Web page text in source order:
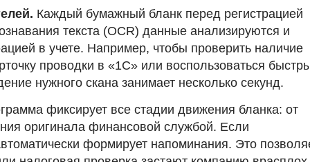
Каждый бумажный бланк перед регистрацией
текста (OCR) данные анализируются и
в учете. Например, чтобы проверить наличие
проводки в «1С» или воспользоваться
нужного скана занимает несколько секунд.
фиксирует все стадии движения бланка: от
оригинала финансовой службой. Если
формирует напоминания. Это